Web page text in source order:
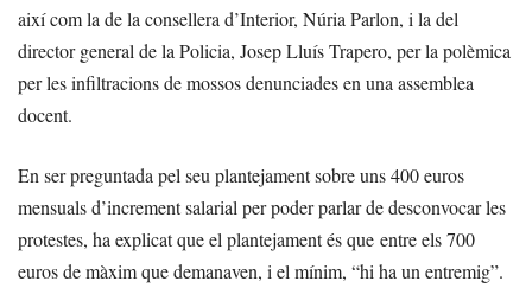
així com la de la consellera d’Interior, Núria Parlon, i la del
director general de la Policia, Josep Lluís Trapero, per la polèmica
per les infiltracions de mossos denunciades en una assemblea
docent.
En ser preguntada pel seu plantejament sobre uns 400 euros
mensuals d’increment salarial per poder parlar de desconvocar les
protestes, ha explicat que el plantejament és que entre els 700
euros de màxim que demanaven, i el mínim, “hi ha un entremig”.